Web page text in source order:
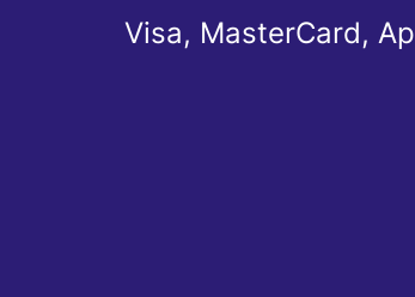
Visa, MasterCard,